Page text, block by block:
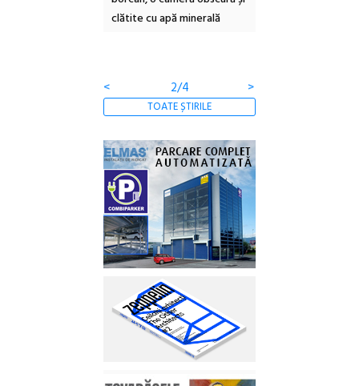
clătite cu apă minerală
< 2/4 >
TOATE ȘTIRILE